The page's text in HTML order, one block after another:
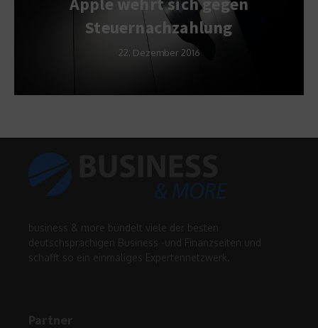
Steuernachzahlung
22. Dezember 2016
business & more bündelt viele der besten
deutschsprachigen Business -und Finanzseiten und
schafft so ein einmaliges Expertennetzwerk.
Partner